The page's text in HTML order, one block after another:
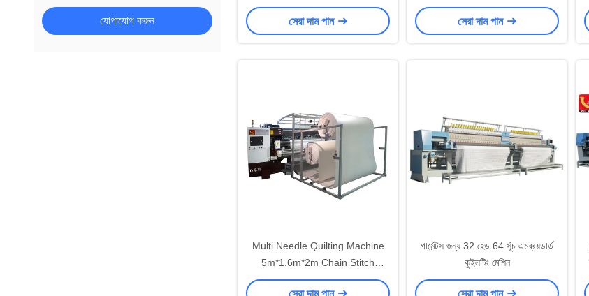
যোগাযোগ করুন সেরা দাম পান সেরা দাম পান
Multi Needle Quilting Machine
5m*1.6m*2m Chain Stitch
Quilting Machine with
সেরা দাম পান
গার্মেন্টস জন্য 32 হেড 64 সূঁচ এমব্রয়ডার্ড
কুইলটিং মেশিন
সেরা দাম পান